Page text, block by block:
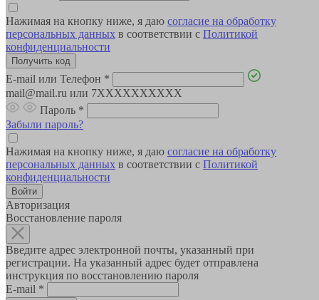
Нажимая на кнопку ниже, я даю согласие на обработку
персональных данных в соответствии с Политикой
конфиденциальности
E-mail или Телефон *
mail@mail.ru или 7XXXXXXXXXX
Пароль *
Забыли пароль?
Нажимая на кнопку ниже, я даю согласие на обработку
персональных данных в соответствии с Политикой
конфиденциальности
Авторизация
Восстановление пароля
Введите адрес электронной почты, указанный при
регистрации. На указанный адрес будет отправлена
инструкция по восстановлению пароля
E-mail *